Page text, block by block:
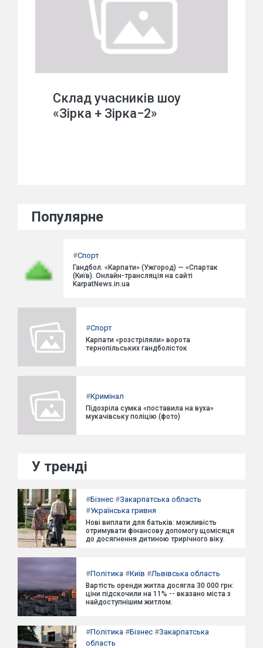
Склад учасників шоу
«Зірка + Зірка−2»
Популярне
#Спорт
Гандбол. «Карпати» (Ужгород) — «Спартак
(Київ). Онлайн-трансляція на сайті
KarpatNews.in.ua
#Спорт
Карпати «розстріляли» ворота
тернопільських гандболісток
#Кримінал
Підозріла сумка «поставила на вуха»
мукачівську поліцію (фото)
У тренді
#Бізнес #Закарпатська область
#Українська гривня
Нові виплати для батьків: можливість
отримувати фінансову допомогу щомісяця
до досягнення дитиною трирічного віку.
#Політика #Київ #Львівська область
Вартість оренди житла досягла 30 000 грн:
ціни підскочили на 11% -- вказано міста з
найдоступнішим житлом.
#Політика #Бізнес #Закарпатська
область